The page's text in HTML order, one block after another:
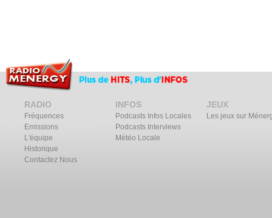
RADIO
Fréquences
Emissions
L'équipe
Historique
Contactez Nous
INFOS
Podcasts Infos Locales
Podcasts Interviews
Météo Locale
JEUX
Les jeux sur